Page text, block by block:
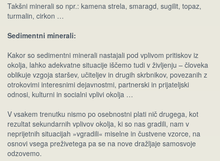
Takšni minerali so npr.: kamena strela, smaragd, sugilit, topaz,
turmalin, cirkon …
Sedimentni minerali:
Kakor so sedimentni minerali nastajali pod vplivom pritiskov iz
okolja, lahko adekvatne situacije iščemo tudi v življenju – človeka
oblikuje vzgoja staršev, učiteljev in drugih skrbnikov, povezanih z
otrokovimi interesnimi dejavnostmi, partnerski in prijateljski
odnosi, kulturni in socialni vplivi okolja …
V vsakem trenutku nismo po osebnostni plati nič drugega, kot
rezultat sekundarnih vplivov okolja, ki so nas gradili, nam v
neprijetnih situacijah »vgradili« miselne in čustvene vzorce, na
osnovi vsega preživetega pa se na nove dražljaje samosvoje
odzovemo.